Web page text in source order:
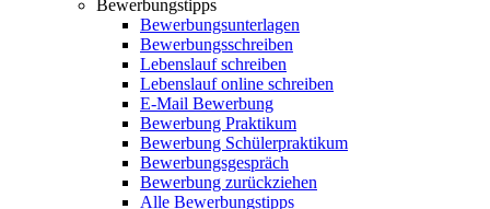
Bewerbungstipps
Bewerbungsunterlagen
Bewerbungsschreiben
Lebenslauf schreiben
Lebenslauf online schreiben
E-Mail Bewerbung
Bewerbung Praktikum
Bewerbung Schülerpraktikum
Bewerbungsgespräch
Bewerbung zurückziehen
Alle Bewerbungstipps